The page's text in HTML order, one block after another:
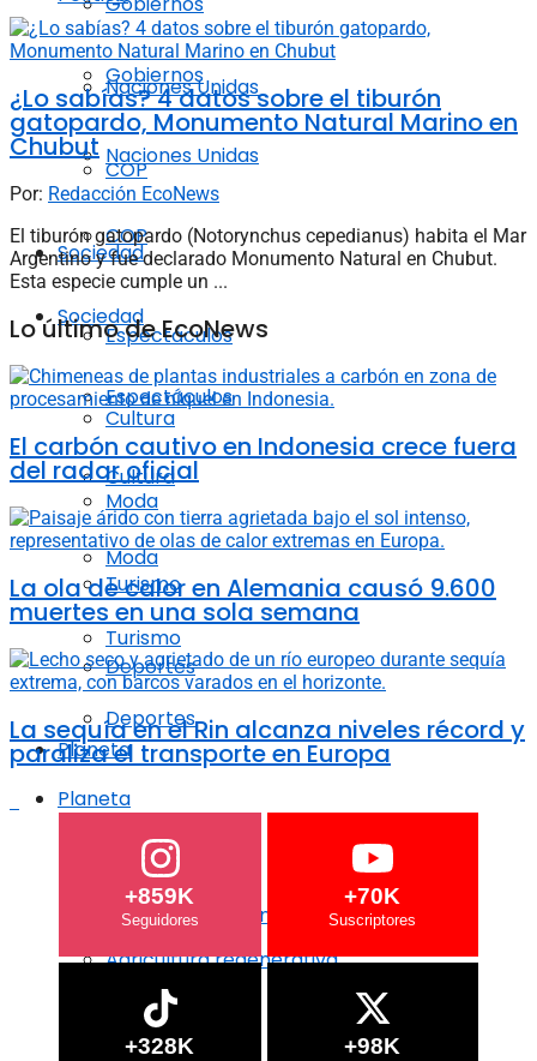
Naciones Unidas
COP
Sociedad
Espectáculos
Cultura
Moda
Turismo
Deportes
Planeta
Crisis Climática
Agricultura regenerativa
Océanos
Gobiernos
Naciones Unidas
COP
Sociedad
Espectáculos
Cultura
Moda
Turismo
Deportes
Planeta
Crisis Climática
Agricultura regenerativa
Océanos
¿Lo sabías? 4 datos sobre el tiburón
gatopardo, Monumento Natural Marino en
Chubut
Por: Redacción EcoNews
El tiburón gatopardo (Notorynchus cepedianus) habita el Mar
Argentino y fue declarado Monumento Natural en Chubut.
Esta especie cumple un ...
Lo último de EcoNews
El carbón cautivo en Indonesia crece fuera
del radar oficial
La ola de calor en Alemania causó 9.600
muertes en una sola semana
La sequía en el Rin alcanza niveles récord y
paraliza el transporte en Europa
+859K +70K
+328K +98K